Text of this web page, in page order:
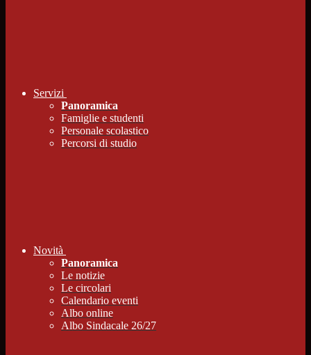
Servizi
Panoramica
Famiglie e studenti
Personale scolastico
Percorsi di studio
Novità
Panoramica
Le notizie
Le circolari
Calendario eventi
Albo online
Albo Sindacale 26/27